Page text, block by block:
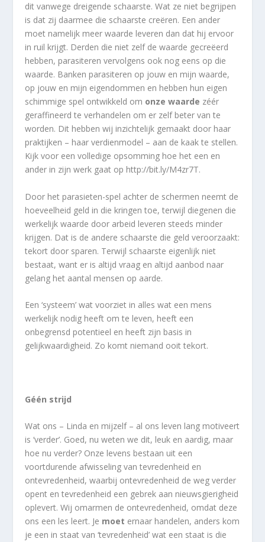
dit vanwege dreigende schaarste. Wat ze niet begrijpen
is dat zij daarmee die schaarste creëren. Een ander
moet namelijk meer waarde leveren dan dat hij ervoor
in ruil krijgt. Derden die niet zelf de waarde gecreëerd
hebben, parasiteren vervolgens ook nog eens op die
waarde. Banken parasiteren op jouw en mijn waarde,
op jouw en mijn eigendommen en hebben hun eigen
schimmige spel ontwikkeld om onze waarde zéér
geraffineerd te verhandelen om er zelf beter van te
worden. Dit hebben wij inzichtelijk gemaakt door haar
praktijken – haar verdienmodel – aan de kaak te stellen.
Kijk voor een volledige opsomming hoe het een en
ander in zijn werk gaat op http://bit.ly/M4zr7T.
Door het parasieten-spel achter de schermen neemt de
hoeveelheid geld in die kringen toe, terwijl diegenen die
werkelijk waarde door arbeid leveren steeds minder
krijgen. Dat is de andere schaarste die geld veroorzaakt:
tekort door sparen. Terwijl schaarste eigenlijk niet
bestaat, want er is altijd vraag en altijd aanbod naar
gelang het aantal mensen op aarde.
Een ‘systeem’ wat voorziet in alles wat een mens
werkelijk nodig heeft om te leven, heeft een
onbegrensd potentieel en heeft zijn basis in
gelijkwaardigheid. Zo komt niemand ooit tekort.
Géén strijd
Wat ons – Linda en mijzelf – al ons leven lang motiveert
is ‘verder’. Goed, nu weten we dit, leuk en aardig, maar
hoe nu verder? Onze levens bestaan uit een
voortdurende afwisseling van tevredenheid en
ontevredenheid, waarbij ontevredenheid de weg verder
opent en tevredenheid een gebrek aan nieuwsgierigheid
oplevert. Wij omarmen de ontevredenheid, omdat deze
ons een les leert. Je moet ernaar handelen, anders kom
je een in staat van ‘tevredenheid’ wat een staat is die